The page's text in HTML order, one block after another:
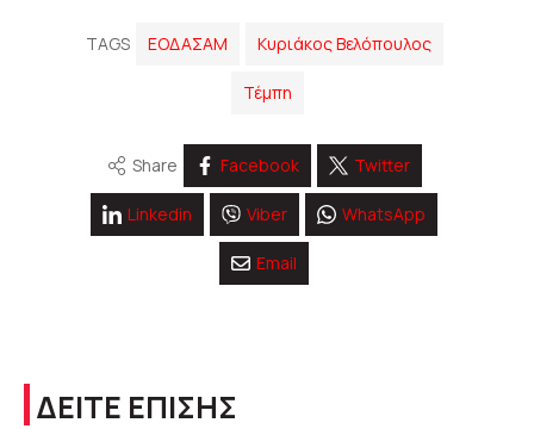
TAGS ΕΟΔΑΣΑΜ Κυριάκος Βελόπουλος
Τέμπη
Share Facebook Twitter
Linkedin Viber WhatsApp
Email
ΔΕΙΤΕ ΕΠΙΣΗΣ